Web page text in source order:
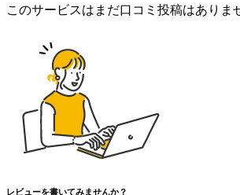
このサービスはまだ口コミ投稿はありま
レビューを書いてみませんか？